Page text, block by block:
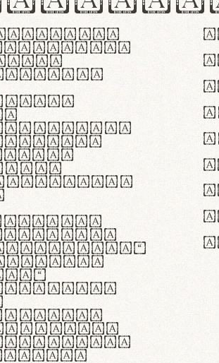
amet,
elit.
et
primis
et
vehicula
lacinia,
selecta—
Duis
eu
Fusce